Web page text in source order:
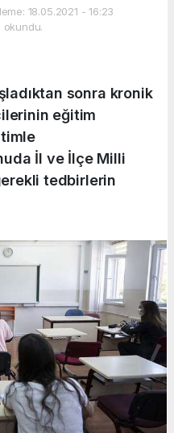
18.05.2021 - 16:23
okundu.
sonra kronik
eğitim
İl ve İlçe Milli
tedbirlerin